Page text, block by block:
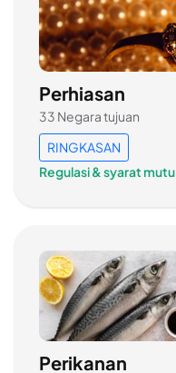
Perhiasan
33 Negara tujuan
RINGKASAN
Regulasi & syarat mutu
Perikanan